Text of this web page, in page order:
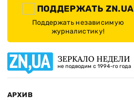
ПОДДЕРЖАТЬ ZN.UA
Поддержать независимую
журналистику!
ЗЕРКАЛО НЕДЕЛИ
не подводим с 1994-го года
АРХИВ